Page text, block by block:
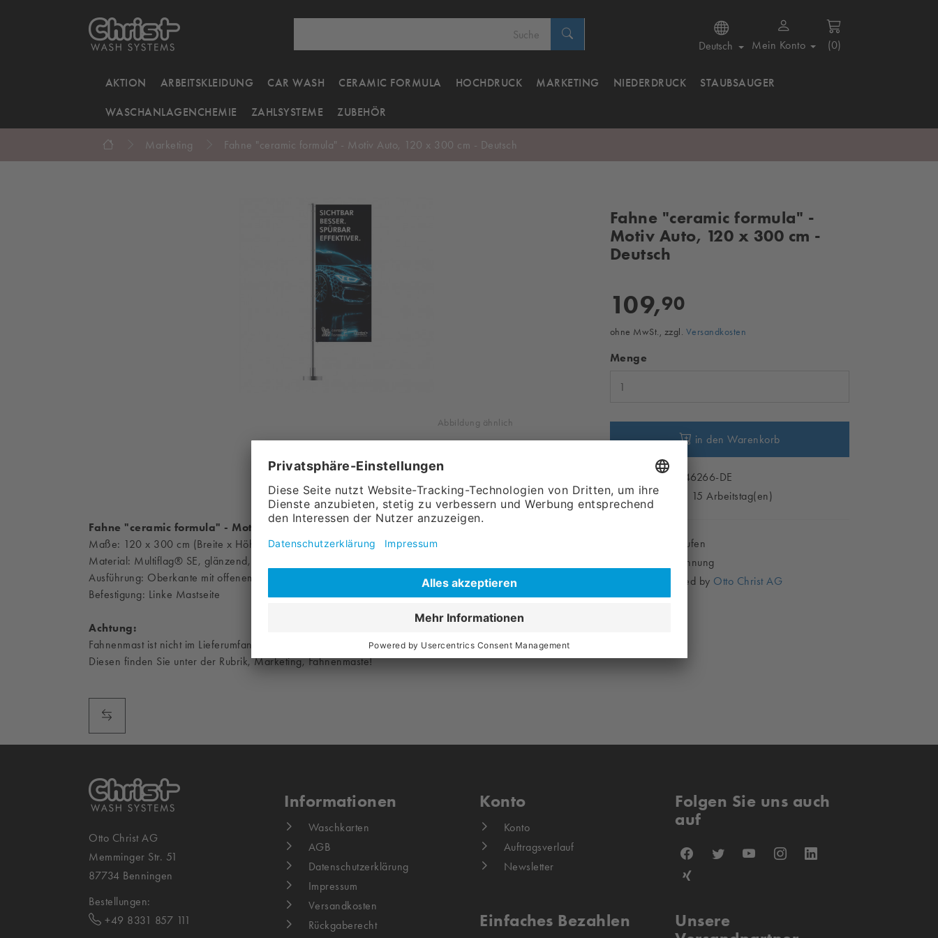
Deutsch Mein Konto (0)
AKTION ARBEITSKLEIDUNG CAR WASH CERAMIC FORMULA HOCHDRUCK MARKETING NIEDERDRUCK STAUBSAUGER
WASCHANLAGENCHEMIE ZAHLSYSTEME ZUBEHÖR
Marketing Fahne "ceramic formula" - Motiv Auto, 120 x 300 cm - Deutsch
Abbildung ähnlich
Fahne "ceramic formula" - Motiv Auto
Maße: 120 x 300 cm (Breite x Höhe)
Material: Multiflag® SE, glänzend, ca. 110 g/m², Standard
Ausführung: Oberkante mit offenem Hohlsaum aus weißem Besatzband, ø 30 mm
Befestigung: Linke Mastseite
Achtung:
Fahnenmast ist nicht im Lieferumfang enthalten.
Diesen finden Sie unter der Rubrik, Marketing, Fahnenmaste!
Fahne "ceramic formula" -
Motiv Auto, 120 x 300 cm -
Deutsch
109,90
ohne MwSt., zzgl. Versandkosten
Menge
in den Warenkorb
Artikelnr. PA00146266-DE
Verfügbar in ca. 15 Arbeitstag(en)
Sicher Einkaufen
Kauf auf Rechnung
Shop powered by Otto Christ AG
Otto Christ AG
Memminger Str. 51
87734 Benningen
Bestellungen:
+49 8331 857 111
Informationen
Waschkarten
AGB
Datenschutzerklärung
Impressum
Versandkosten
Rückgaberecht
Konto
Konto
Auftragsverlauf
Newsletter
Folgen Sie uns auch
auf
Einfaches Bezahlen
Unsere